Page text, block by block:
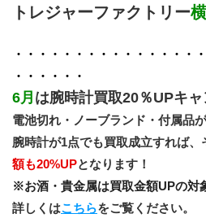
トレジャーファクトリー
・・・・・・・・・・・・・・・
・・・・・・
6月 は腕時計買取20％UPキャ
電池切れ・ノーブランド・付属品
腕時計が1点でも買取成立すれば
額も20%UPとなります！
※お酒・貴金属は買取金額UPの対
詳しくはこちらをご覧ください。